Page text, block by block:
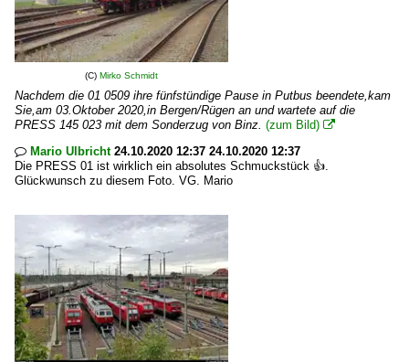
(C) Mirko Schmidt
Nachdem die 01 0509 ihre fünfstündige Pause in Putbus beendete,kam
Sie,am 03.Oktober 2020,in Bergen/Rügen an und wartete auf die
PRESS 145 023 mit dem Sonderzug von Binz. (zum Bild) 
 Mario Ulbricht24.10.2020 12:37 24.10.2020 12:37
Die PRESS 01 ist wirklich ein absolutes Schmuckstück 👍.
Glückwunsch zu diesem Foto. VG. Mario